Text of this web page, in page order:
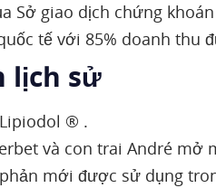
Sở giao dịch chứng
tế với 85% doanh thu
lịch sử
® .
và con trai André mở
mới được sử dụng